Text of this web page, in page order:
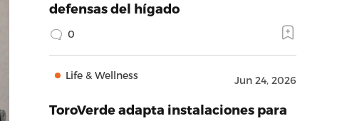
defensas del hígado
0
Life & Wellness Jun 24, 2026
ToroVerde adapta instalaciones para